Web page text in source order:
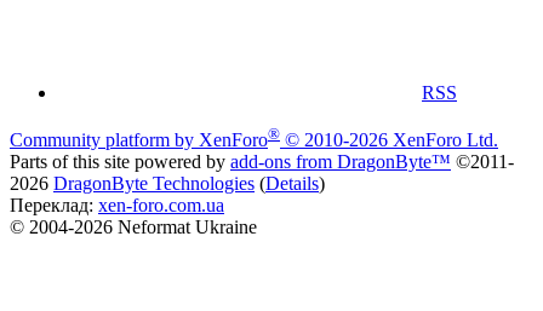
RSS
Community platform by XenForo® © 2010-2026 XenForo Ltd.
Parts of this site powered by add-ons from DragonByte™ ©2011-
2026 DragonByte Technologies (Details)
Переклад: xen-foro.com.ua
© 2004-2026 Neformat Ukraine